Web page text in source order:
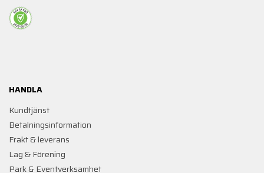
HANDLA
Kundtjänst
Betalningsinformation
Frakt & leverans
Lag & Förening
Park & Eventverksamhet